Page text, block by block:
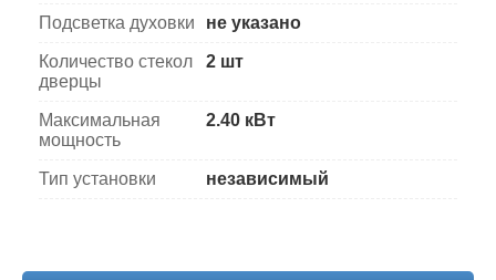
Подсветка духовки не указано
Количество стекол
дверцы
2 шт
Максимальная
мощность
2.40 кВт
Тип установки независимый